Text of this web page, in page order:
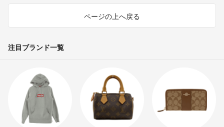
ページの上へ戻る
注目ブランド一覧